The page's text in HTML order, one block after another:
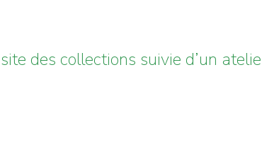
des collections suivie d’un